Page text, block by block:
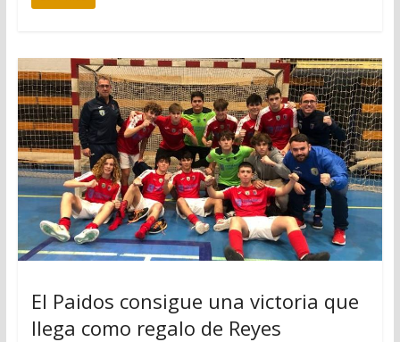
El Paidos consigue una victoria que
llega como regalo de Reyes